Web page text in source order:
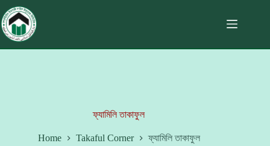
ফ্যামিলি তাকাফুল
Home Takaful Corner ফ্যামিলি তাকাফুল